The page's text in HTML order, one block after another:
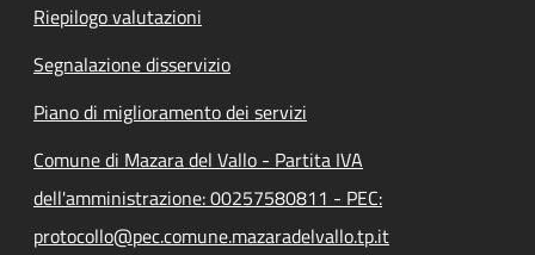
Riepilogo valutazioni
Segnalazione disservizio
Piano di miglioramento dei servizi
Comune di Mazara del Vallo - Partita IVA
dell'amministrazione: 00257580811 - PEC:
protocollo@pec.comune.mazaradelvallo.tp.it